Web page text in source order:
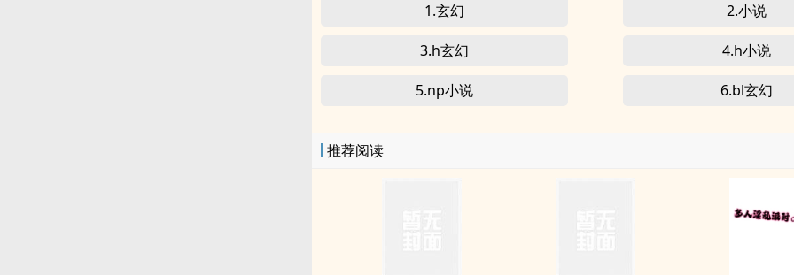
1.玄幻
2.小说
3.h玄幻 4.h小说
5.np小说 6.bl玄幻
推荐阅读